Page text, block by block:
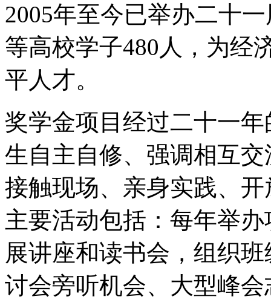
2005年至今已举办二十
等高校学子480人，为经
平人才。
奖学金项目经过二十一
生自主自修、强调相互
接触现场、亲身实践、
主要活动包括：每年举
展讲座和读书会，组织
讨会旁听机会、大型峰